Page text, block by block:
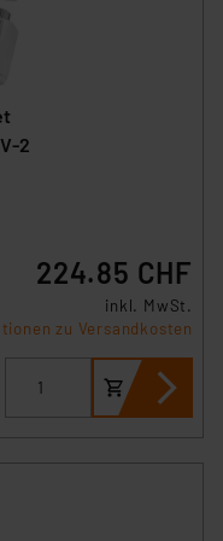
2
224.85 CHF
inkl. MwSt.
zu Versandkosten